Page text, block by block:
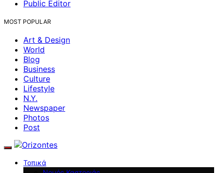
Public Editor
MOST POPULAR
Art & Design
World
Blog
Business
Culture
Lifestyle
N.Y.
Newspaper
Photos
Post
Τοπικά